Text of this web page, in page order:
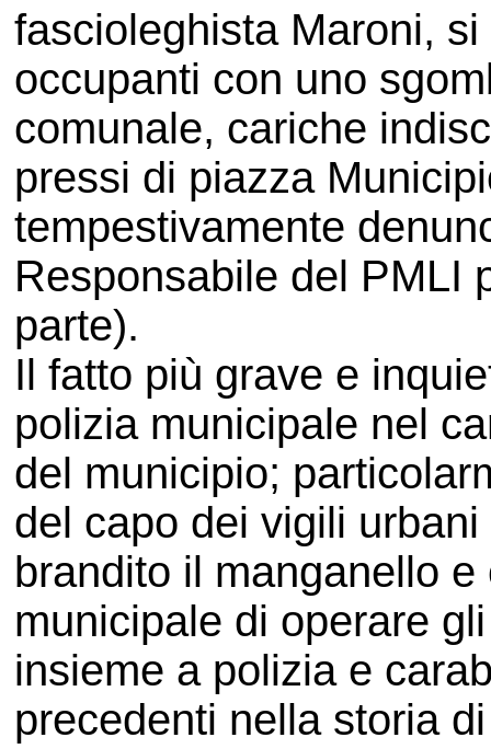
fascioleghista Maroni,
occupanti con uno
comunale, cariche
pressi di piazza
tempestivamente
Responsabile del PMLI
parte).
Il fatto più grave e
polizia municipale nel
del municipio;
del capo dei vigili
brandito il manganello
municipale di operare
insieme a polizia e
precedenti nella storia